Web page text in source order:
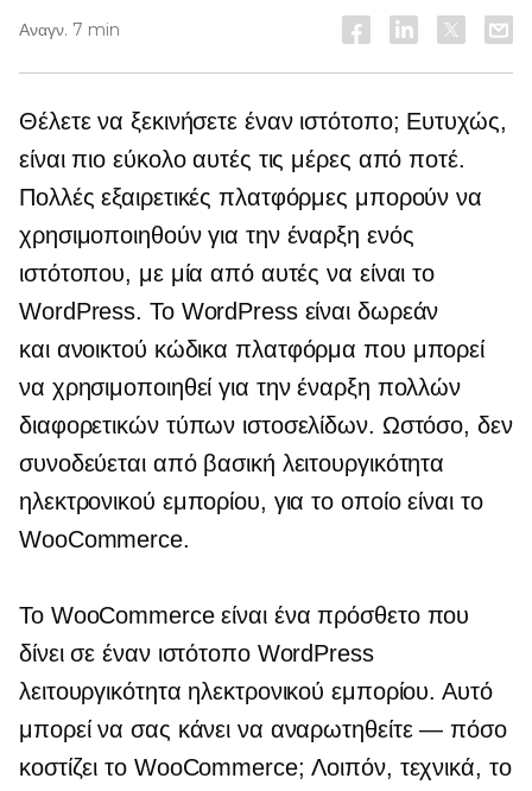
Αναγν. 7 min
Θέλετε να ξεκινήσετε έναν ιστότοπο; Ευτυχώς,
είναι πιο εύκολο αυτές τις μέρες από ποτέ.
Πολλές εξαιρετικές πλατφόρμες μπορούν να
χρησιμοποιηθούν για την έναρξη ενός
ιστότοπου, με μία από αυτές να είναι το
WordPress. Το WordPress είναι δωρεάν
και ανοικτού κώδικα πλατφόρμα που μπορεί
να χρησιμοποιηθεί για την έναρξη πολλών
διαφορετικών τύπων ιστοσελίδων. Ωστόσο, δεν
συνοδεύεται από βασική λειτουργικότητα
ηλεκτρονικού εμπορίου, για το οποίο είναι το
WooCommerce.
Το WooCommerce είναι ένα πρόσθετο που
δίνει σε έναν ιστότοπο WordPress
λειτουργικότητα ηλεκτρονικού εμπορίου. Αυτό
μπορεί να σας κάνει να αναρωτηθείτε — πόσο
κοστίζει το WooCommerce; Λοιπόν, τεχνικά, το